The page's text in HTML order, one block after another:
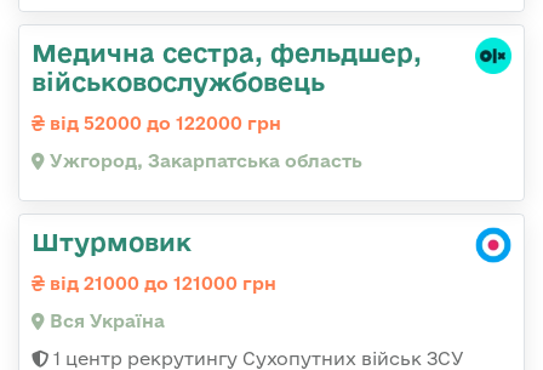
Медична сестра, фельдшер,
військовослужбовець
від 52000 до 122000 грн
Ужгород, Закарпатська область
Штурмовик
від 21000 до 121000 грн
Вся Україна
1 центр рекрутингу Сухопутних військ ЗСУ